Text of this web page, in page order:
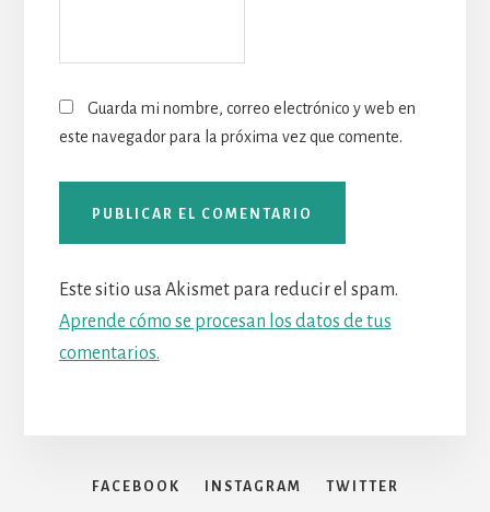
Guarda mi nombre, correo electrónico y web en
este navegador para la próxima vez que comente.
Este sitio usa Akismet para reducir el spam.
Aprende cómo se procesan los datos de tus
comentarios.
FACEBOOK INSTAGRAM TWITTER